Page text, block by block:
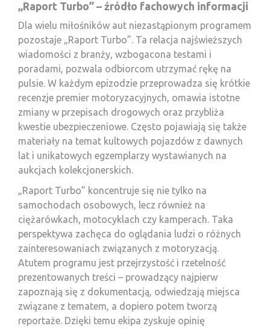
„Raport Turbo” – źródło fachowych informacji
Dla wielu miłośników aut niezastąpionym programem
pozostaje „Raport Turbo”. Ta relacja najświeższych
wiadomości z branży, wzbogacona testami i
poradami, pozwala odbiorcom utrzymać rękę na
pulsie. W każdym epizodzie przeprowadza się krótkie
recenzje premier motoryzacyjnych, omawia istotne
zmiany w przepisach drogowych oraz przybliża
kwestie ubezpieczeniowe. Często pojawiają się także
materiały na temat kultowych pojazdów z dawnych
lat i unikatowych egzemplarzy wystawianych na
aukcjach kolekcjonerskich.
„Raport Turbo” koncentruje się nie tylko na
samochodach osobowych, lecz również na
ciężarówkach, motocyklach czy kamperach. Taka
perspektywa zachęca do oglądania ludzi o różnych
zainteresowaniach związanych z motoryzacją.
Atutem programu jest przejrzystość i rzetelność
prezentowanych treści – prowadzący najpierw
zapoznają się z dokumentacją, odwiedzają miejsca
związane z tematem, a dopiero potem tworzą
reportaże. Dzięki temu ekipa zyskuje opinię